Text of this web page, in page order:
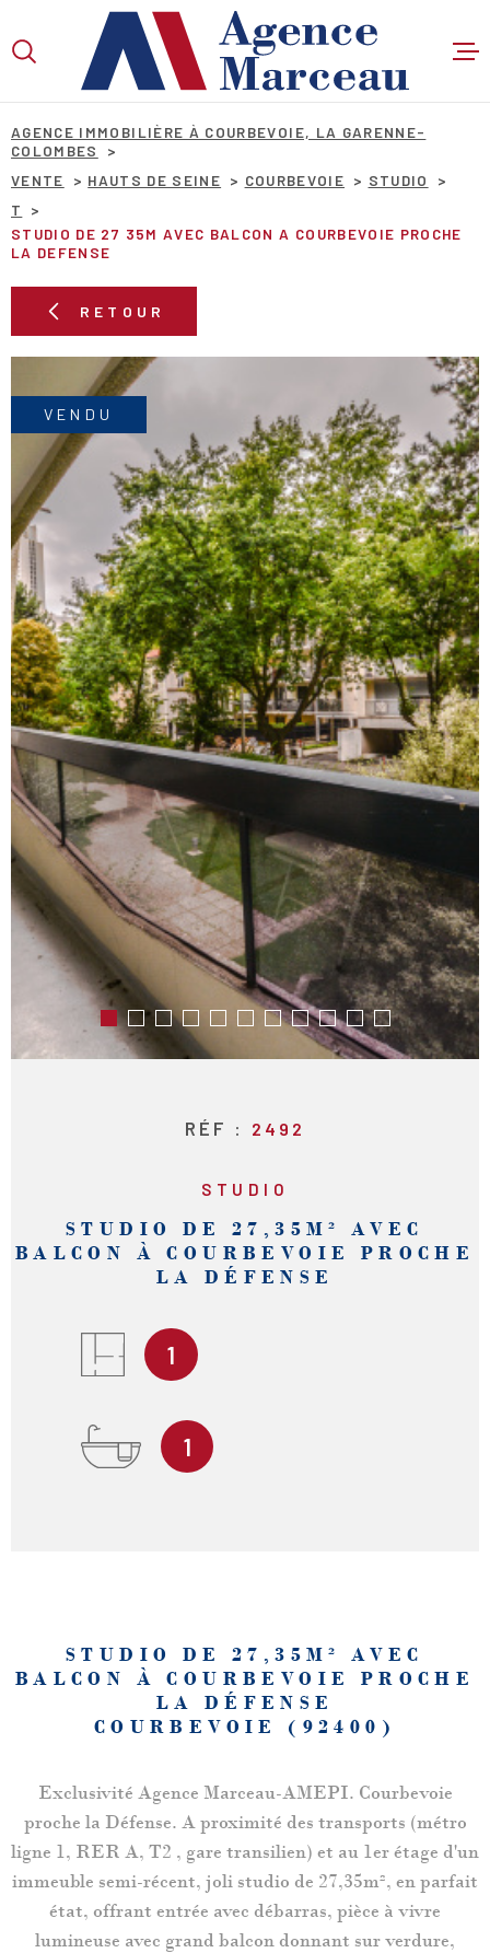
recherche
au
principal
au
AGENCE IMMOBILIÈRE À COURBEVOIE, LA GARENNE-
COLOMBES
VENTE
HAUTS DE SEINE COURBEVOIE
STUDIO
T
STUDIO DE 27 35M AVEC BALCON A COURBEVOIE PROCHE
LA DEFENSE
RETOUR
VENDU
RÉF : 2492
STUDIO
STUDIO DE 27,35M² AVEC
BALCON À COURBEVOIE PROCHE
LA DÉFENSE
1
1
STUDIO DE 27,35M² AVEC
BALCON À COURBEVOIE PROCHE
LA DÉFENSE
COURBEVOIE (92400)
Exclusivité Agence Marceau-AMEPI. Courbevoie
proche la Défense. A proximité des transports (métro
ligne 1, RER A, T2 , gare transilien) et au 1er étage d'un
immeuble semi-récent, joli studio de 27,35m², en parfait
état, offrant entrée avec débarras, pièce à vivre
lumineuse avec grand balcon donnant sur verdure,
VOTRE
RECHERCHE
D'OFFRE
VENTE
VILLE
Budget
BUDGET
RECHERCHER